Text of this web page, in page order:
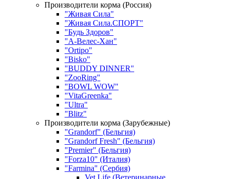
Производители корма (Россия)
"Живая Сила"
"Живая Сила.СПОРТ"
"Будь Здоров"
"А-Велес-Хан"
"Ortipo"
"Bisko"
"BUDDY DINNER"
"ZooRing"
"BOWL WOW"
"VitaGreenka"
"Ultra"
"Blitz"
Производители корма (Зарубежные)
"Grandorf" (Бельгия)
"Grandorf Fresh" (Бельгия)
"Premier" (Бельгия)
"Forza10" (Италия)
"Farmina" (Сербия)